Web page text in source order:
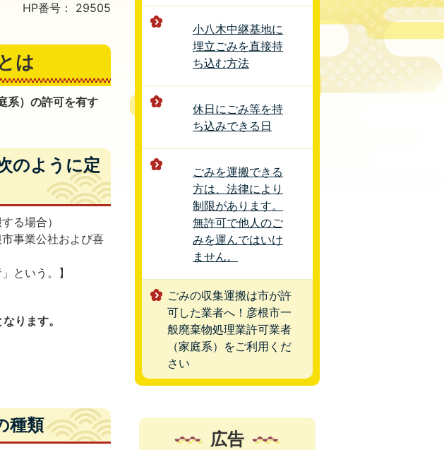
HP番号：
29505
は
系）の許可を有す
のように定
る場合）
事業公社および喜
という。】
ります。
種類
小八木中継基地に
埋立ごみを直接持
ち込む方法
休日にごみ等を持
ち込みできる日
ごみを運搬できる
方は、法律により
制限があります。
無許可で他人のご
みを運んではいけ
ません。
ごみの収集運搬は市が許
可した業者へ！彦根市一
般廃棄物処理業許可業者
（家庭系）をご利用くだ
さい
広告